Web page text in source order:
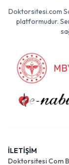
Doktorsitesi.com
platformudur.
İLETİŞİM
Doktorsitesi Com